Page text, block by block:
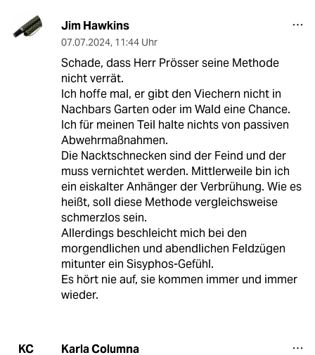
Jim Hawkins
07.07.2024, 11:44 Uhr
Schade, dass Herr Prösser seine Methode
nicht verrät.
Ich hoffe mal, er gibt den Viechern nicht in
Nachbars Garten oder im Wald eine Chance.
Ich für meinen Teil halte nichts von passiven
Abwehrmaßnahmen.
Die Nacktschnecken sind der Feind und der
muss vernichtet werden. Mittlerweile bin ich
ein eiskalter Anhänger der Verbrühung. Wie es
heißt, soll diese Methode vergleichsweise
schmerzlos sein.
Allerdings beschleicht mich bei den
morgendlichen und abendlichen Feldzügen
mitunter ein Sisyphos-Gefühl.
Es hört nie auf, sie kommen immer und immer
wieder.
KC Karla Columna